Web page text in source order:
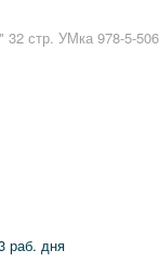
стр. УМка 978-5-
раб. дня